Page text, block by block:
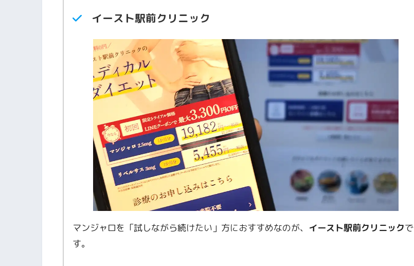
イースト駅前クリニック
マンジャロを「試しながら続けたい」方におすすめなのが、 イースト駅前クリニックで
す。